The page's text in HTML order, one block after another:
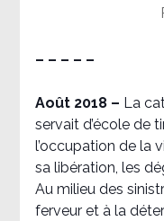
– – – – –
Août 2018 – La
servait d’école de
l’occupation de la
sa libération, les
Au milieu des
ferveur et à la